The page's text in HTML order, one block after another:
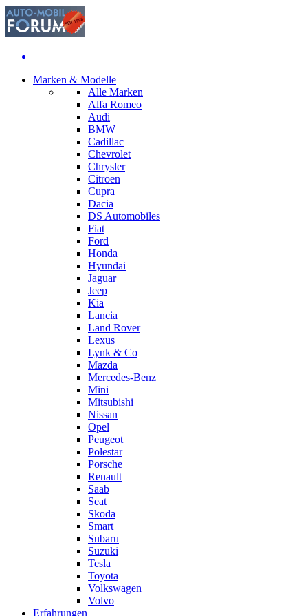
Marken & Modelle
Alle Marken
Alfa Romeo
Audi
BMW
Cadillac
Chevrolet
Chrysler
Citroen
Cupra
Dacia
DS Automobiles
Fiat
Ford
Honda
Hyundai
Jaguar
Jeep
Kia
Lancia
Land Rover
Lexus
Lynk & Co
Mazda
Mercedes-Benz
Mini
Mitsubishi
Nissan
Opel
Peugeot
Polestar
Porsche
Renault
Saab
Seat
Skoda
Smart
Subaru
Suzuki
Tesla
Toyota
Volkswagen
Volvo
Erfahrungen